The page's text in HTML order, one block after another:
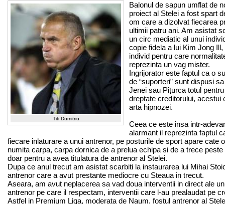
Titi Dumitriu
Balonul de sapun umflat de
proiect al Stelei a fost spart
om care a dizolvat fiecarea
ultimii patru ani. Am asistat
un circ mediatic al unui
copie fidela a lui Kim Jong Ill,
individ pentru care
reprezinta un vag mister.
Ingrijorator este faptul ca o
de “suporteri” sunt dispusi
Jenei sau Pițurca totul
dreptate creditorului, acestui
arta hipnozei.
Ceea ce este insa intr-adevar
alarmant il reprezinta faptul
fiecare inlaturare a unui antrenor, pe posturile de sport apare cate
numita carpa, carpa dornica de a prelua echipa si de a trece peste
doar pentru a avea titulatura de antrenor al Stelei.
Dupa ce anul trecut am asistat scarbiti la instaurarea lui Mihai
antrenor care a avut prestante mediocre cu Steaua in trecut.
Aseara, am avut neplacerea sa vad doua interventii in direct ale
antrenor pe care il respectam, interventii care l-au prealaudat pe
Astfel in Premium Liga, moderata de Naum, fostul antrenor al